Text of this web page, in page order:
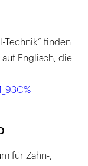
Technik“ finden
Englisch, die
für Zahn-,